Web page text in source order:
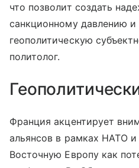
что позволит создать
санкционному давлению и
геополитическую
политолог.
Франция акцентирует
альянсов в рамках НАТО
Восточную Европу как